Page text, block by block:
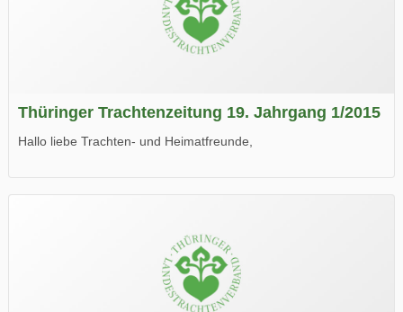
Thüringer Trachtenzeitung 19. Jahrgang 1/2015
Hallo liebe Trachten- und Heimatfreunde,
Wir wünschen Euch viel Spaß beim Lesen.